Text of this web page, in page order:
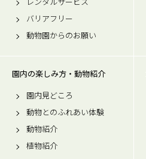
バリアフリー
動物園からのお願い
園内の楽しみ方・動物紹介
園内見どころ
動物とのふれあい体験
動物紹介
植物紹介